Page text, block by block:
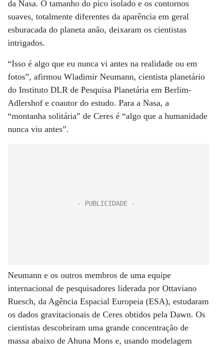
da Nasa. O tamanho do pico isolado e os contornos
suaves, totalmente diferentes da aparência em geral
esburacada do planeta anão, deixaram os cientistas
intrigados.
“Isso é algo que eu nunca vi antes na realidade ou em
fotos”, afirmou Wladimir Neumann, cientista planetário
do Instituto DLR de Pesquisa Planetária em Berlim-
Adlershof e coautor do estudo. Para a Nasa, a
“montanha solitária” de Ceres é “algo que a humanidade
nunca viu antes”.
Neumann e os outros membros de uma equipe
internacional de pesquisadores liderada por Ottaviano
Ruesch, da Agência Espacial Europeia (ESA), estudaram
os dados gravitacionais de Ceres obtidos pela Dawn. Os
cientistas descobriram uma grande concentração de
massa abaixo de Ahuna Mons e, usando modelagem